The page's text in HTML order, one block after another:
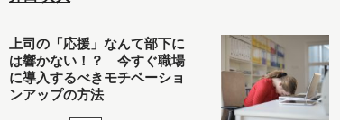
上司の「応援」なんて部下に
は響かない！？ 今すぐ職場
に導入するべきモチベーショ
ンアップの方法